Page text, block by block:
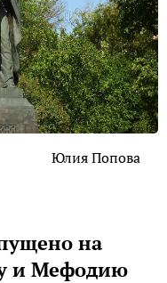
Юлия Попова
на
и Мефодию